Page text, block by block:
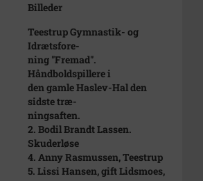
Billeder
Teestrup Gymnastik- og
Idrætsfore-
ning "Fremad".
Håndboldspillere i
den gamle Haslev-Hal den
sidste træ-
ningsaften.
2. Bodil Brandt Lassen.
Skuderløse
4. Anny Rasmussen, Teestrup
5. Lissi Hansen, gift Lidsmoes,